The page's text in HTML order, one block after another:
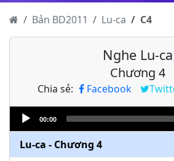
Bản BD2011 Lu-ca C4
Nghe Lu-ca
Chương 4
Chia sẻ: Facebook
Audio
Player
00:00
Lu-ca - Chương 2
Lu-ca - Chương 3
Lu-ca - Chương 4